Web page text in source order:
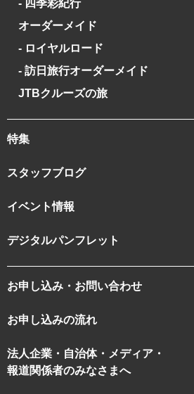
- 四季彩紀行
オーダーメイド
- ロイヤルロード
- 訪日旅行オーダーメイド
JTBクルーズの旅
特集
スタッフブログ
イベント情報
デジタルパンフレット
お申し込み・お問い合わせ
お申し込みの流れ
法人企業・自治体・メディア・
報道関係者のみなさまへ